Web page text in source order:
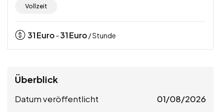
Vollzeit
31Euro -31Euro / Stunde
Überblick
Datum veröffentlicht 01/08/2026